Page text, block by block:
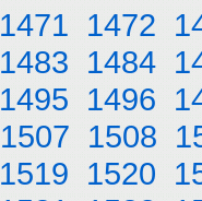
1471 1472
1483 1484
1495 1496
1507 1508
1519 1520